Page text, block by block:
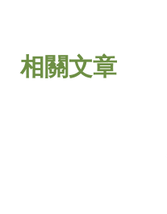
相關文章